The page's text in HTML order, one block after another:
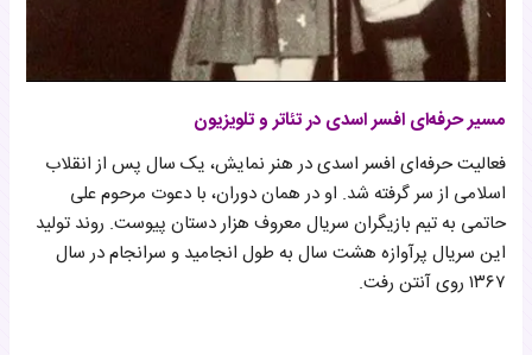
مسیر حرفه‌ای افسر اسدی در تئاتر و تلویزیون
فعالیت حرفه‌ای افسر اسدی در هنر نمایش، یک سال پس از انقلاب
اسلامی از سر گرفته شد. او در همان دوران، با دعوت مرحوم علی
حاتمی به تیم بازیگران سریال معروف هزار دستان پیوست. روند تولید
این سریال پرآوازه هشت سال به طول انجامید و سرانجام در سال
۱۳۶۷ روی آنتن رفت.